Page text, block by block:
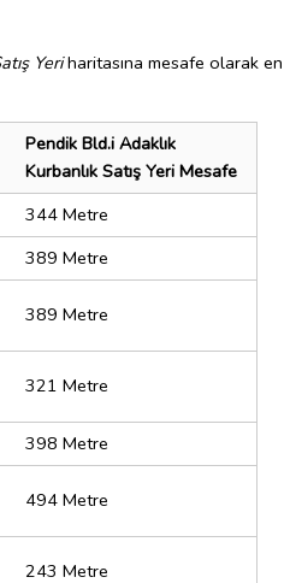
Yeriharitasına mesafe olarak en
Pendik Bld.i Adaklık
Kurbanlık Satış Yeri Mesafe
344 Metre
389 Metre
389 Metre
321 Metre
398 Metre
494 Metre
243 Metre